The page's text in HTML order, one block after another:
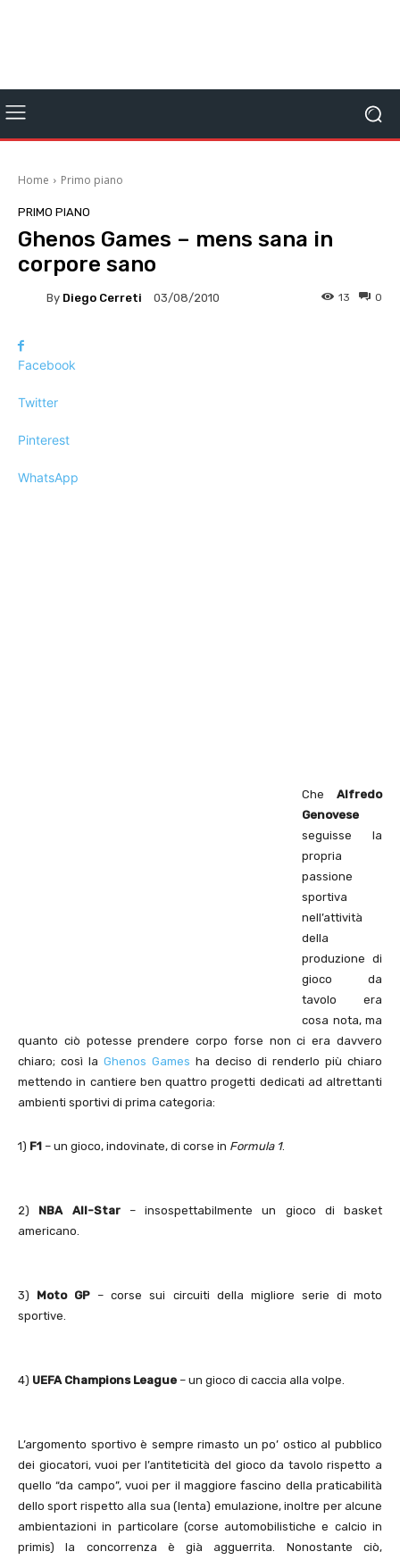
Home Primo piano
PRIMO PIANO
Ghenos Games – mens sana in
corpore sano
By Diego Cerreti 03/08/2010 0
13
Facebook
Twitter
Pinterest
WhatsApp
Che Alfredo
Genovese
seguisse la
propria
passione
sportiva
nell’attività
della
produzione di
gioco da
tavolo era
cosa nota, ma
quanto ciò potesse prendere corpo forse non ci era davvero
chiaro; così la Ghenos Games ha deciso di renderlo più chiaro
mettendo in cantiere ben quattro progetti dedicati ad altrettanti
ambienti sportivi di prima categoria:
1) F1 – un gioco, indovinate, di corse in Formula 1.
2) NBA All-Star– insospettabilmente un gioco di basket
americano.
3) Moto GP – corse sui circuiti della migliore serie di moto
sportive.
4) UEFA Champions League – un gioco di caccia alla volpe.
L’argomento sportivo è sempre rimasto un po’ ostico al pubblico
dei giocatori, vuoi per l’antiteticità del gioco da tavolo rispetto a
quello “da campo”, vuoi per il maggiore fascino della praticabilità
dello sport rispetto alla sua (lenta) emulazione, inoltre per alcune
ambientazioni in particolare (corse automobilistiche e calcio in
primis) la concorrenza è già agguerrita. Nonostante ciò,